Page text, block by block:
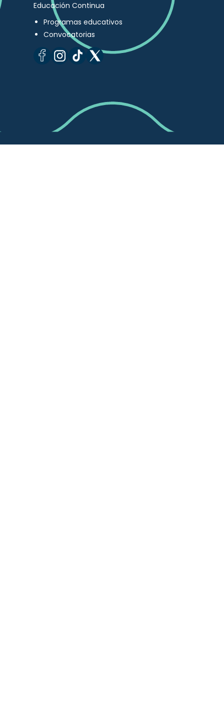
Educación Continua
Programas educativos
Convocatorias